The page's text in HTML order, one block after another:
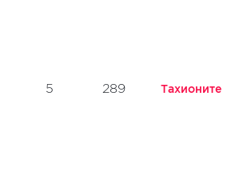
5 289 Тахионите